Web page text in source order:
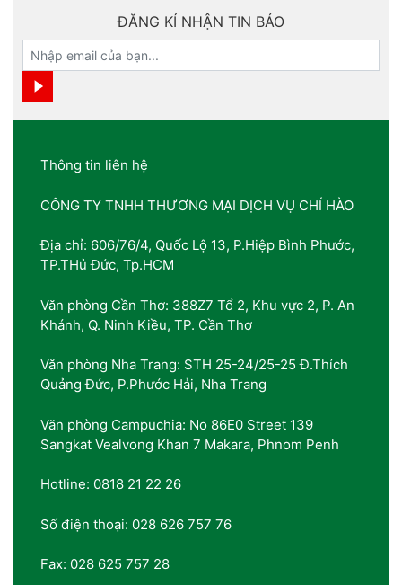
ĐĂNG KÍ NHẬN TIN BÁO
Thông tin liên hệ
CÔNG TY TNHH THƯƠNG MẠI DỊCH VỤ CHÍ HÀO
Địa chỉ: 606/76/4, Quốc Lộ 13, P.Hiệp Bình Phước,
TP.THủ Đức, Tp.HCM
Văn phòng Cần Thơ: 388Z7 Tổ 2, Khu vực 2, P. An
Khánh, Q. Ninh Kiều, TP. Cần Thơ
Văn phòng Nha Trang: STH 25-24/25-25 Đ.Thích
Quảng Đức, P.Phước Hải, Nha Trang
Văn phòng Campuchia: No 86E0 Street 139
Sangkat Vealvong Khan 7 Makara, Phnom Penh
Hotline: 0818 21 22 26
Số điện thoại: 028 626 757 76
Fax: 028 625 757 28